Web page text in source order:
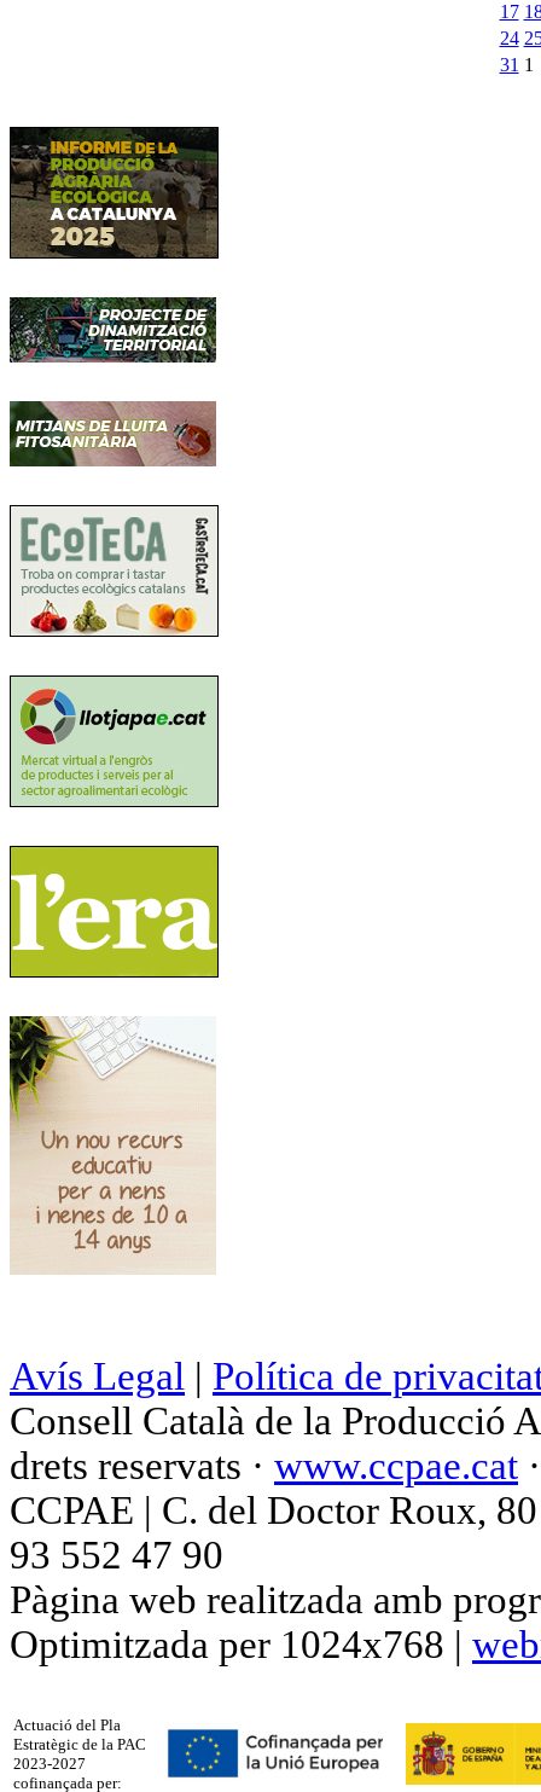
17
24
31 1
Avís Legal | Política de
Consell Català de la Producció
drets reservats · www.ccpae.cat
CCPAE | C. del Doctor Roux,
93 552 47 90
Pàgina web realitzada amb
Optimitzada per 1024x768 |
Actuació del Pla
Estratègic de la PAC
2023-2027
cofinançada per: